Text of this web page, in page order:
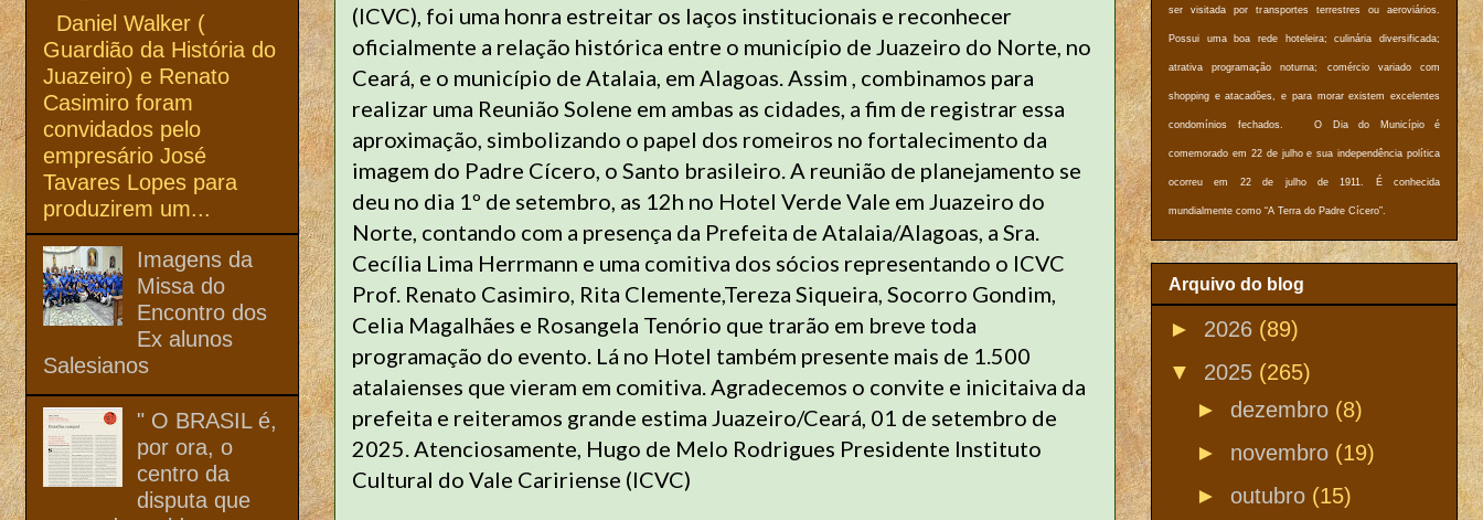
(ICVC), foi uma honra estreitar os laços institucionais e reconhecer
oficialmente a relação histórica entre o município de Juazeiro do Norte, no
Ceará, e o município de Atalaia, em Alagoas. Assim , combinamos para
realizar uma Reunião Solene em ambas as cidades, a fim de registrar essa
aproximação, simbolizando o papel dos romeiros no fortalecimento da
imagem do Padre Cícero, o Santo brasileiro. A reunião de planejamento se
deu no dia 1º de setembro, as 12h no Hotel Verde Vale em Juazeiro do
Norte, contando com a presença da Prefeita de Atalaia/Alagoas, a Sra.
Cecília Lima Herrmann e uma comitiva dos sócios representando o ICVC
Prof. Renato Casimiro, Rita Clemente,Tereza Siqueira, Socorro Gondim,
Celia Magalhães e Rosangela Tenório que trarão em breve toda
programação do evento. Lá no Hotel também presente mais de 1.500
atalaienses que vieram em comitiva. Agradecemos o convite e inicitaiva da
prefeita e reiteramos grande estima Juazeiro/Ceará, 01 de setembro de
2025. Atenciosamente, Hugo de Melo Rodrigues Presidente Instituto
Cultural do Vale Caririense (ICVC)
Daniel Walker (
Guardião da História do
Juazeiro) e Renato
Casimiro foram
convidados pelo
empresário José
Tavares Lopes para
produzirem um...
Imagens da
Missa do
Encontro dos
Ex alunos
Salesianos
" O BRASIL é,
por ora, o
centro da
disputa que
ser visitada por transportes terrestres ou aeroviários.
Possui uma boa rede hoteleira; culinária diversificada;
atrativa programação noturna; comércio variado com
shopping e atacadões, e para morar existem excelentes
condomínios fechados. O Dia do Município é
comemorado em 22 de julho e sua independência política
ocorreu em 22 de julho de 1911. É conhecida
mundialmente como “A Terra do Padre Cícero”.
Arquivo do blog
► 2026 (89)
▼ 2025 (265)
► dezembro (8)
► novembro (19)
► outubro (15)